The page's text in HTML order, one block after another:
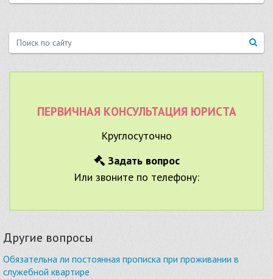
ПЕРВИЧНАЯ КОНСУЛЬТАЦИЯ ЮРИСТА
Круглосуточно
Задать вопрос
Или звоните по телефону:
Другие вопросы
Обязательна ли постоянная прописка при проживании в
служебной квартире